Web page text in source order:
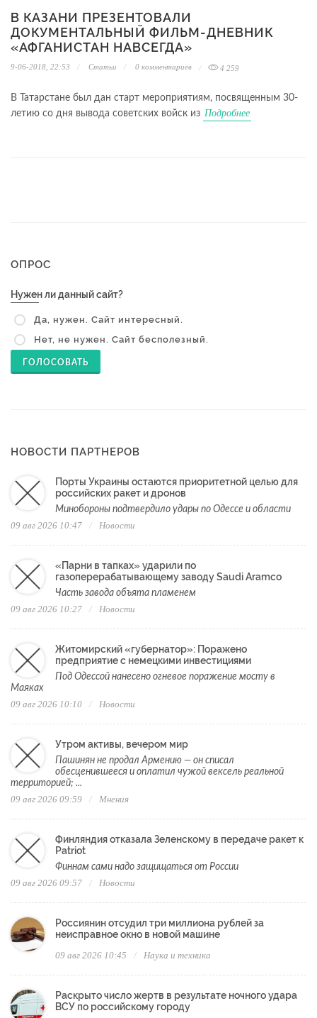
В КАЗАНИ ПРЕЗЕНТОВАЛИ
ДОКУМЕНТАЛЬНЫЙ ФИЛЬМ-ДНЕВНИК
«АФГАНИСТАН НАВСЕГДА»
9-06-2018, 22:53 Статьи 0 комментариев 4 259
В Татарстане был дан старт мероприятиям, посвященным 30-
летию со дня вывода советских войск из Подробнее
ОПРОС
Нужен ли данный сайт?
Да, нужен. Сайт интересный.
Нет, не нужен. Сайт бесполезный.
ГОЛОСОВАТЬ
НОВОСТИ ПАРТНЕРОВ
Порты Украины остаются приоритетной целью для
российских ракет и дронов
Минобороны подтвердило удары по Одессе и области
09 авг 2026 10:47 Новости
«Парни в тапках» ударили по
газоперерабатывающему заводу Saudi Aramco
Часть завода объята пламенем
09 авг 2026 10:27 Новости
Житомирский «губернатор»: Поражено
предприятие с немецкими инвестициями
Под Одессой нанесено огневое поражение мосту в
Маяках
09 авг 2026 10:10 Новости
Утром активы, вечером мир
Пашинян не продал Армению — он списал
обесценившееся и оплатил чужой вексель реальной
территорией; ...
09 авг 2026 09:59 Мнения
Финляндия отказала Зеленскому в передаче ракет к
Patriot
Финнам сами надо защищаться от России
09 авг 2026 09:57 Новости
Россиянин отсудил три миллиона рублей за
неисправное окно в новой машине
09 авг 2026 10:45 Наука и техника
Раскрыто число жертв в результате ночного удара
ВСУ по российскому городу